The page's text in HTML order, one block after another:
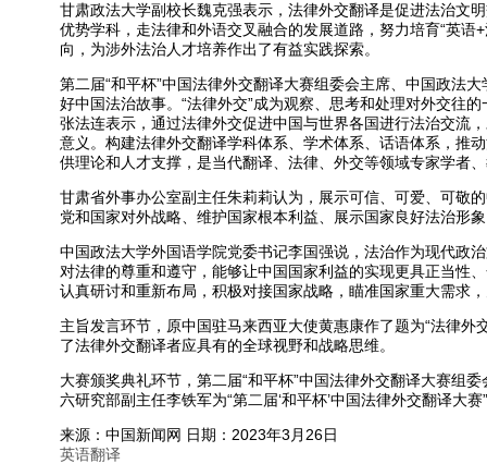
甘肃政法大学副校长魏克强表示，法律外交翻译是促进法治文
优势学科，走法律和外语交叉融合的发展道路，努力培育“英语
向，为涉外法治人才培养作出了有益实践探索。
第二届“和平杯”中国法律外交翻译大赛组委会主席、中国政法
好中国法治故事。“法律外交”成为观察、思考和处理对外交往
张法连表示，通过法律外交促进中国与世界各国进行法治交流
意义。构建法律外交翻译学科体系、学术体系、话语体系，推
供理论和人才支撑，是当代翻译、法律、外交等领域专家学者
甘肃省外事办公室副主任朱莉莉认为，展示可信、可爱、可敬
党和国家对外战略、维护国家根本利益、展示国家良好法治形
中国政法大学外国语学院党委书记李国强说，法治作为现代政
对法律的尊重和遵守，能够让中国国家利益的实现更具正当性
认真研讨和重新布局，积极对接国家战略，瞄准国家重大需求
主旨发言环节，原中国驻马来西亚大使黄惠康作了题为“法律
了法律外交翻译者应具有的全球视野和战略思维。
大赛颁奖典礼环节，第二届“和平杯”中国法律外交翻译大赛组
六研究部副主任李铁军为“第二届‘和平杯’中国法律外交翻译大
来源：中国新闻网 日期：2023年3月26日
英语翻译